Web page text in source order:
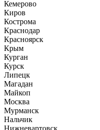
Кемерово
Киров
Кострома
Краснодар
Красноярск
Крым
Курган
Курск
Липецк
Магадан
Майкоп
Москва
Мурманск
Нальчик
Нижневартовск